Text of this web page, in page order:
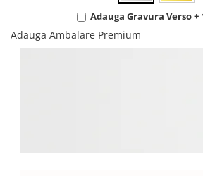
Adauga Gravura Verso +
Adauga Ambalare Premium